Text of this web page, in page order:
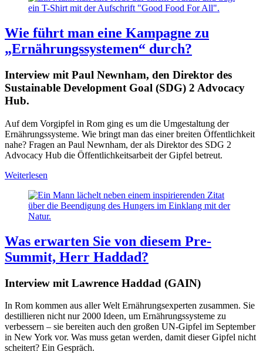
Wie führt man eine Kampagne zu
„Ernährungssystemen“ durch?
Interview mit Paul Newnham, den Direktor des
Sustainable Development Goal (SDG) 2 Advocacy
Hub.
Auf dem Vorgipfel in Rom ging es um die Umgestaltung der
Ernährungssysteme. Wie bringt man das einer breiten Öffentlichkeit
nahe? Fragen an Paul Newnham, der als Direktor des SDG 2
Advocacy Hub die Öffentlichkeitsarbeit der Gipfel betreut.
Weiterlesen
Was erwarten Sie von diesem Pre-
Summit, Herr Haddad?
Interview mit Lawrence Haddad (GAIN)
In Rom kommen aus aller Welt Ernährungsexperten zusammen. Sie
destillieren nicht nur 2000 Ideen, um Ernährungssysteme zu
verbessern – sie bereiten auch den großen UN-Gipfel im September
in New York vor. Was muss getan werden, damit dieser Gipfel nicht
scheitert? Ein Gespräch.